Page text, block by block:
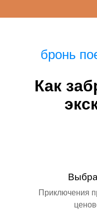
бронь
Как
Приключения